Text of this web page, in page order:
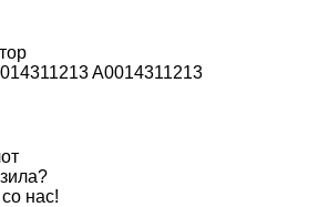
A0014311213
нас!